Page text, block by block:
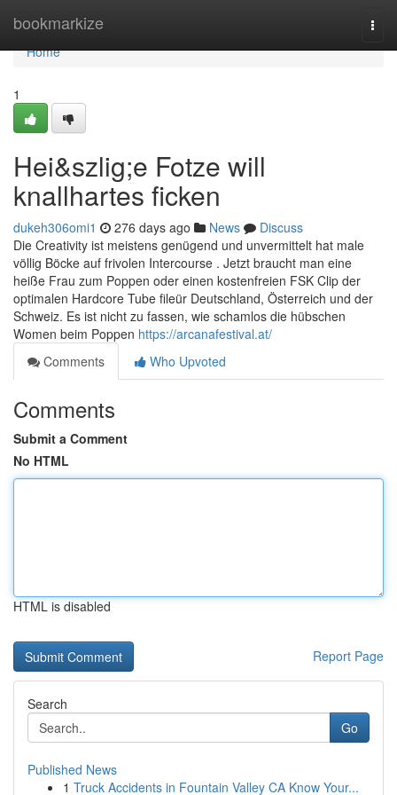
bookmarkize
Home
Home
1
Hei&szlig;e Fotze will
knallhartes ficken
dukeh306omi1 276 days ago News
Discuss
Die Creativity ist meistens genügend und unvermittelt hat male
völlig Böcke auf frivolen Intercourse . Jetzt braucht man eine
heiße Frau zum Poppen oder einen kostenfreien FSK Clip der
optimalen Hardcore Tube fileür Deutschland, Österreich und der
Schweiz. Es ist nicht zu fassen, wie schamlos die hübschen
Women beim Poppen https://arcanafestival.at/
Comments
Who Upvoted
Comments
Submit a Comment
No HTML
HTML is disabled
Report Page
Search
Go
Published News
1 Truck Accidents in Fountain Valley CA Know Your...